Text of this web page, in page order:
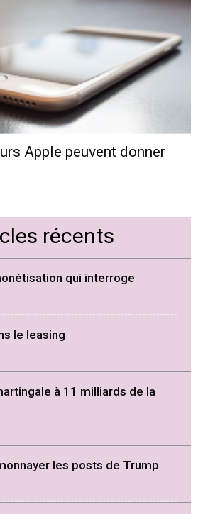
Apple peuvent donner
récents
qui interroge
le leasing
à 11 milliards de la
les posts de Trump